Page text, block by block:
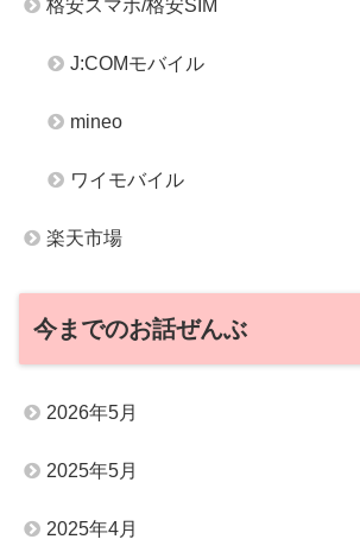
格安スマホ/格安SIM
J:COMモバイル
mineo
ワイモバイル
楽天市場
今までのお話ぜんぶ
2026年5月
2025年5月
2025年4月